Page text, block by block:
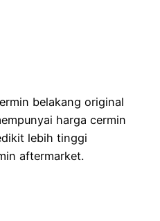
belakang original
harga cermin
lebih tinggi
aftermarket.